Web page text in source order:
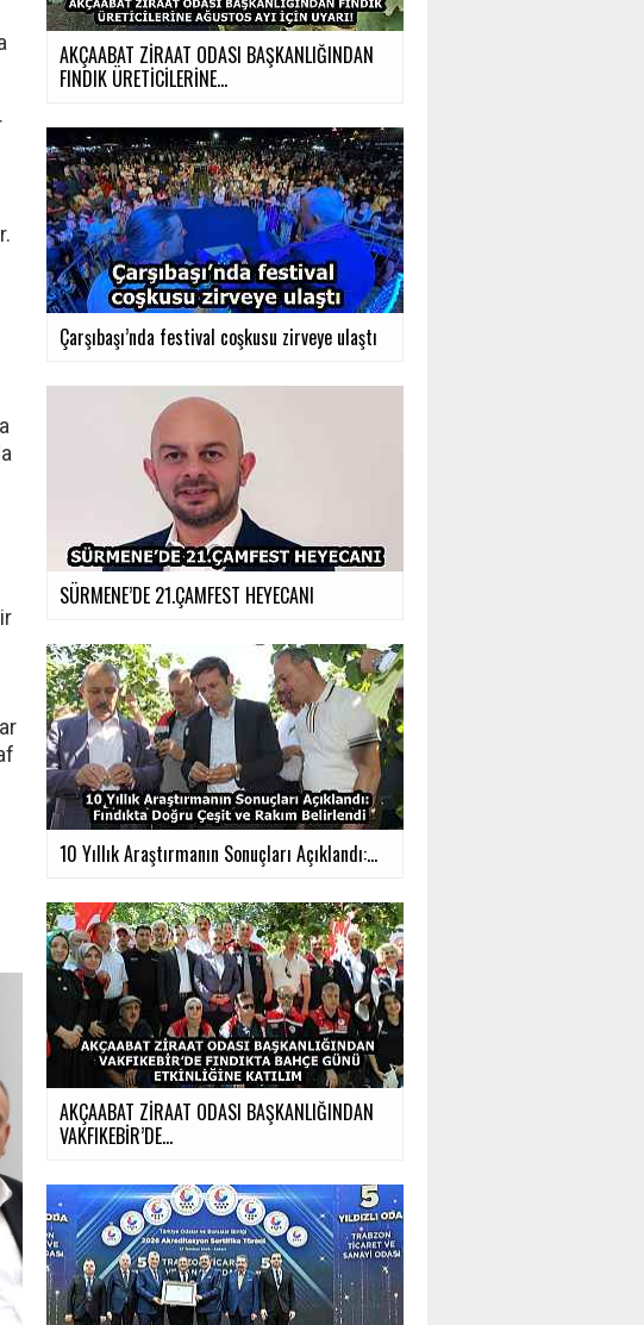
AKÇAABAT ZİRAAT ODASI BAŞKANLIĞINDAN
FINDIK ÜRETİCİLERİNE...
Çarşıbaşı’nda festival coşkusu zirveye ulaştı
SÜRMENE’DE 21.ÇAMFEST HEYECANI
10 Yıllık Araştırmanın Sonuçları Açıklandı:...
AKÇAABAT ZİRAAT ODASI BAŞKANLIĞINDAN
VAKFIKEBİR’DE...